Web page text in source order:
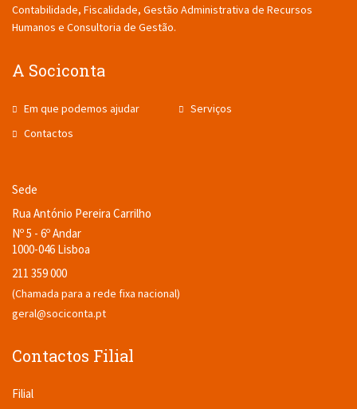
Contabilidade, Fiscalidade, Gestão Administrativa de Recursos
Humanos e Consultoria de Gestão.
A Sociconta
Em que podemos ajudar
Serviços
Contactos
Sede
Rua António Pereira Carrilho
Nº 5 - 6º Andar
1000-046 Lisboa
211 359 000
(Chamada para a rede fixa nacional)
geral@sociconta.pt
Contactos Filial
Filial